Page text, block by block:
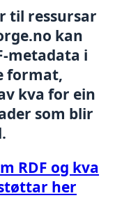
til ressursar
kan
metadata i
format,
kva for ein
som blir
RDF og kva
her